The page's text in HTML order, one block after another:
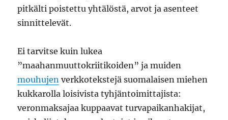
pitkälti poistettu yhtälöstä, arvot ja asenteet
sinnittelevät.
Ei tarvitse kuin lukea
”maahanmuuttokriitikoiden” ja muiden
mouhujen verkkotekstejä suomalaisen miehen
kukkarolla loisivista tyhjäntoimittajista:
veronmaksajaa kuppaavat turvapaikanhakijat,